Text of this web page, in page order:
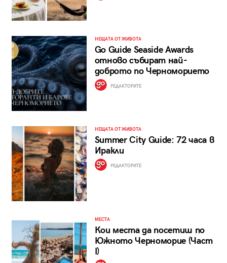
НЕЩАТА ОТ ЖИВОТА
Go Guide Seaside Awards
отново събират най-
доброто по Черноморието
РЕДАКТОРИТЕ
НЕЩАТА ОТ ЖИВОТА
Summer City Guide: 72 часа в
Иракли
РЕДАКТОРИТЕ
МЕСТА
Кои места да посетиш по
Южното Черноморие (Част
I)